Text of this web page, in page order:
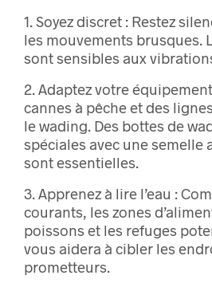
1. Soyez discret : Restez
les mouvements brusques.
sont sensibles aux
2. Adaptez votre
cannes à pêche et des
le wading. Des bottes de
spéciales avec une semelle
sont essentielles.
3. Apprenez à lire l’eau :
courants, les zones
poissons et les refuges
vous aidera à cibler les
prometteurs.